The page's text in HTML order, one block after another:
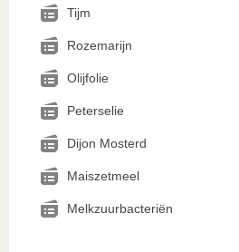
Tijm
Rozemarijn
Olijfolie
Peterselie
Dijon Mosterd
Maiszetmeel
Melkzuurbacteriën